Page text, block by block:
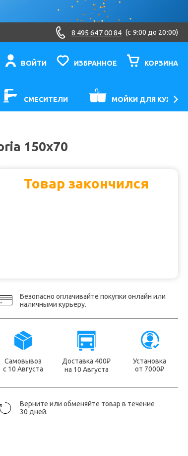
8 495 647 00 84 (c 9:00 до 20:00)
ВОЙТИ ИЗБРАННОЕ КОРЗИНА
СМЕСИТЕЛИ МОЙКИ ДЛЯ КУХНИ
150x70
Товар закончился
Безопасно оплачивайте покупки онлайн или
наличными курьеру.
Самовывоз
с 10 Августа
Доставка 400₽
на 10 Августа
Установка
от 7000₽
Верните или обменяйте товар в течение
30 дней.